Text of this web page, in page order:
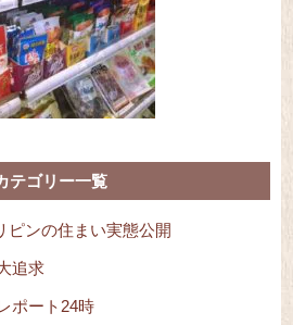
テゴリー一覧
ピンの住まい実態公開
追求
ポート24時